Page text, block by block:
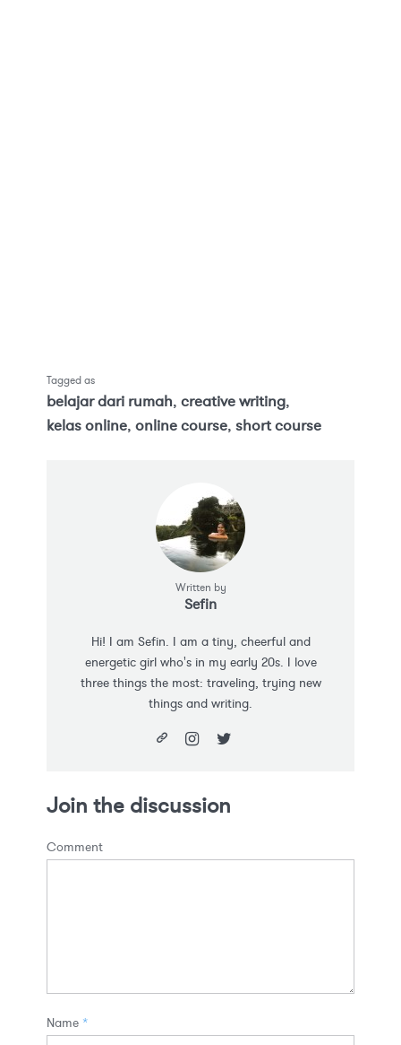
Tagged as
belajar dari rumah, creative writing,
kelas online, online course, short course
Written by
Sefin
Hi! I am Sefin. I am a tiny, cheerful and
energetic girl who's in my early 20s. I love
three things the most: traveling, trying new
things and writing.
Join the discussion
Comment
Name *